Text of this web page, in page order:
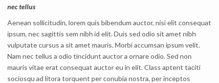
nec tellus
Aenean sollicitudin, lorem quis bibendum auctor, nisi elit consequat
ipsum, nec sagittis sem nibh id elit. Duis sed odio sit amet nibh
vulputate cursus a sit amet mauris. Morbi accumsan ipsum velit.
Nam nec tellus a odio tincidunt auctor a ornare odio. Sed non
mauris vitae erat consequat auctor eu in elit. Class aptent taciti
sociosqu ad litora torquent per conubia nostra, per inceptos